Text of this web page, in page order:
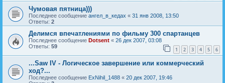
Чумовая пятница)))
Последнее сообщение ангел_в_кедах « 31 янв 2008, 13:50
Ответы: 2
Делимся впечатлениями по фильму 300 спартанцев
Последнее сообщение Dotsent « 26 дек 2007, 03:08
Ответы: 59 1 2 3 4 5 6
...Saw IV - Логическое завершение или коммерческий
ход?...
Последнее сообщение ExNihil_1488 « 20 дек 2007, 19:46